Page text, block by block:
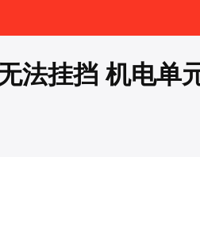
法挂挡 机电单